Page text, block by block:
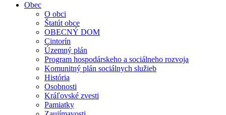
Obec
O obci
Štatút obce
OBECNÝ DOM
Cintorín
Územný plán
Program hospodárskeho a sociálneho rozvoja
Komunitný plán sociálnych služieb
História
Osobnosti
Kráľovské zvesti
Pamiatky